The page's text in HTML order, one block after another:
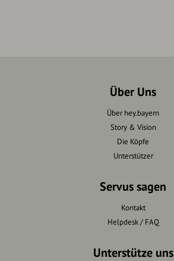
Über Uns
Über hey.bayern
Story & Vision
Die Köpfe
Unterstützer
Servus sagen
Kontakt
Helpdesk / FAQ
Unterstütze uns